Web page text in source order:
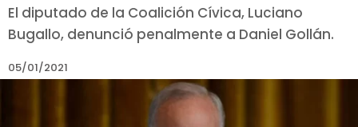
El diputado de la Coalición Cívica, Luciano
Bugallo, denunció penalmente a Daniel Gollán.
05/01/2021